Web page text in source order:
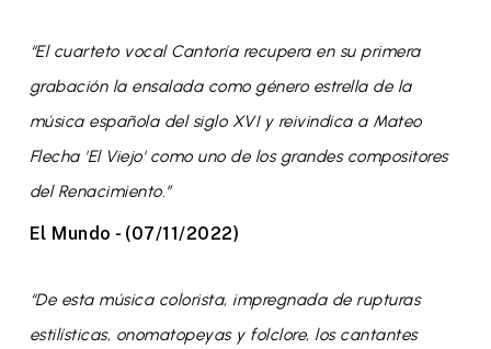
“El cuarteto vocal Cantoría recupera en su primera
grabación la ensalada como género estrella de la
música española del siglo XVI y reivindica a Mateo
Flecha 'El Viejo' como uno de los grandes compositores
del Renacimiento.”
El Mundo - (07/11/2022)
“De esta música colorista, impregnada de rupturas
estilísticas, onomatopeyas y folclore, los cantantes